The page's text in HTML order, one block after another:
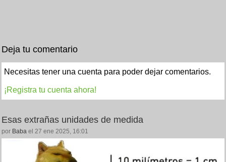
Deja tu comentario
Necesitas tener una cuenta para poder dejar comentarios.
¡Registra tu cuenta ahora!
Esas extrañas unidades de medida
por Baba el 27 ene 2025, 16:01